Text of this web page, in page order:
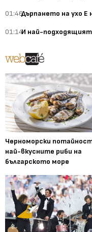
01:46Дърпането на ухо Е
01:14И най-подходящият
Черноморски
най-вкусните риби на
българското море